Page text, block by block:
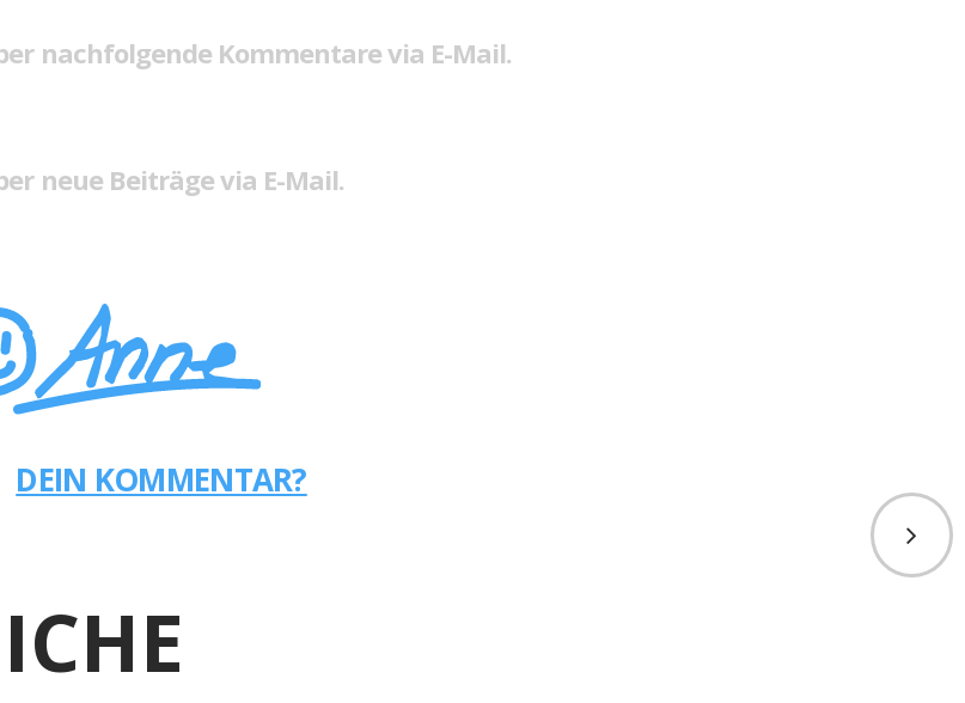
nachfolgende Kommentare via E-Mail.
neue Beiträge via E-Mail.
DEIN KOMMENTAR?